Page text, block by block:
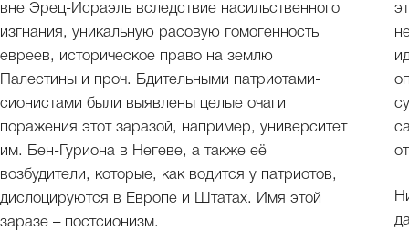
вне Эрец-Исраэль вследствие насильственного
изгнания, уникальную расовую гомогенность
евреев, историческое право на землю
Палестины и проч. Бдительными патриотами-
сионистами были выявлены целые очаги
поражения этот заразой, например, университет
им. Бен-Гуриона в Негеве, а также её
возбудители, которые, как водится у патриотов,
дислоцируются в Европе и Штатах. Имя этой
заразе – постсионизм.